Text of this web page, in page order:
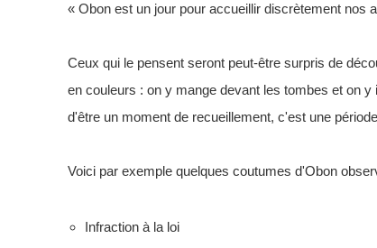
« Obon est un jour pour accueillir discrètement nos
Ceux qui le pensent seront peut-être surpris de
en couleurs : on y mange devant les tombes et on
d'être un moment de recueillement, c'est une
Voici par exemple quelques coutumes d'Obon
Infraction à la loi